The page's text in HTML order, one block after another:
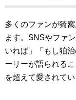
多くのファンが猗
ます。SNSやファ
いれば」「もし狛
ーリーが語られる
を超えて愛されて